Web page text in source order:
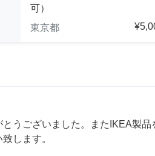
可）
東京都
うございました。またIKEA製品
します。